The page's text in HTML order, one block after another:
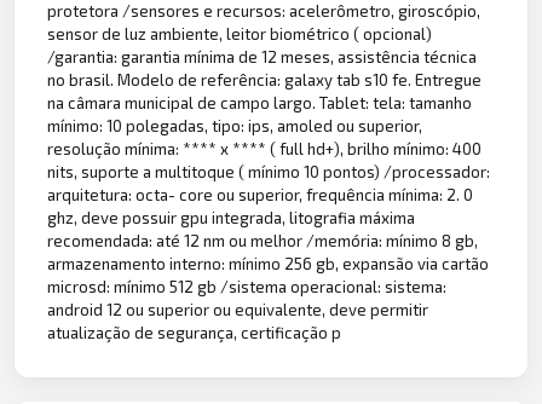
protetora /sensores e recursos: acelerômetro, giroscópio,
sensor de luz ambiente, leitor biométrico ( opcional)
/garantia: garantia mínima de 12 meses, assistência técnica
no brasil. Modelo de referência: galaxy tab s10 fe. Entregue
na câmara municipal de campo largo. Tablet: tela: tamanho
mínimo: 10 polegadas, tipo: ips, amoled ou superior,
resolução mínima: **** x **** ( full hd+), brilho mínimo: 400
nits, suporte a multitoque ( mínimo 10 pontos) /processador:
arquitetura: octa- core ou superior, frequência mínima: 2. 0
ghz, deve possuir gpu integrada, litografia máxima
recomendada: até 12 nm ou melhor /memória: mínimo 8 gb,
armazenamento interno: mínimo 256 gb, expansão via cartão
microsd: mínimo 512 gb /sistema operacional: sistema:
android 12 ou superior ou equivalente, deve permitir
atualização de segurança, certificação p